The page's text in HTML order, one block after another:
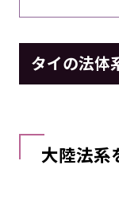
タイの法体
大陸法系